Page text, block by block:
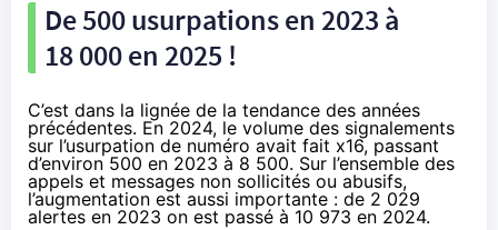
De 500 usurpations en 2023 à
18 000 en 2025 !
C’est dans la lignée de la tendance des années
précédentes. En 2024, le volume des signalements
sur l’usurpation de numéro avait fait x16, passant
d’environ 500 en 2023 à 8 500. Sur l’ensemble des
appels et messages non sollicités ou abusifs,
l’augmentation est aussi importante : de 2 029
alertes en 2023 on est passé à 10 973 en 2024.